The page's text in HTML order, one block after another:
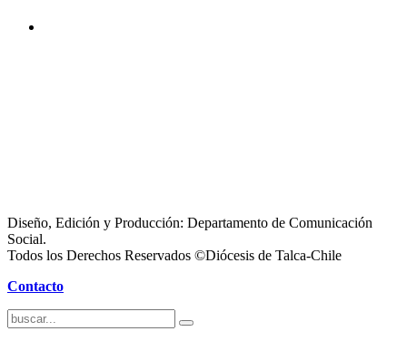
Diseño, Edición y Producción: Departamento de Comunicación
Social.
Todos los Derechos Reservados ©Diócesis de Talca-Chile
Contacto